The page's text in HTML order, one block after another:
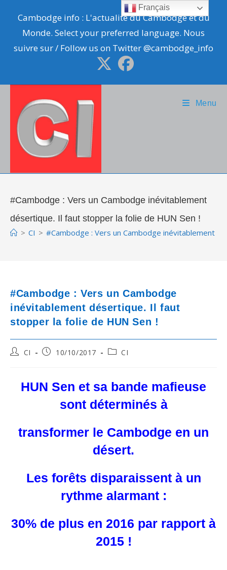
content
Cambodge info : L'actualité du Cambodge et du
Monde. Select your preferred language. Nous
suivre sur / Follow us on Twitter @cambodge_info
Menu
#Cambodge : Vers un Cambodge inévitablement
désertique. Il faut stopper la folie de HUN Sen !
> CI > #Cambodge : Vers un Cambodge inévitablement
#Cambodge : Vers un Cambodge
inévitablement désertique. Il faut
stopper la folie de HUN Sen !
PostCI
Post10/10/2017
PostCI
HUN Sen et sa bande mafieuse
sont déterminés à
transformer le Cambodge en un
désert.
Les forêts disparaissent à un
rythme alarmant :
30% de plus en 2016 par rapport à
2015 !
Français